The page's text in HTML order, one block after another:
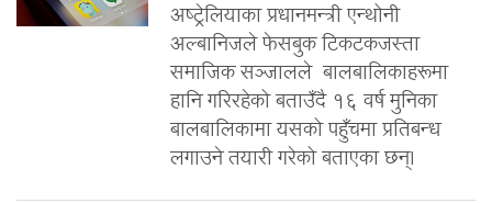
अष्ट्रेलियाका प्रधानमन्त्री एन्थोनी
अल्बानिजले फेसबुक टिकटकजस्ता
समाजिक सञ्जालले बालबालिकाहरूमा
हानि गरिरहेको बताउँदै १६ वर्ष मुनिका
बालबालिकामा यसको पहुँचमा प्रतिबन्ध
लगाउने तयारी गरेको बताएका छन्।